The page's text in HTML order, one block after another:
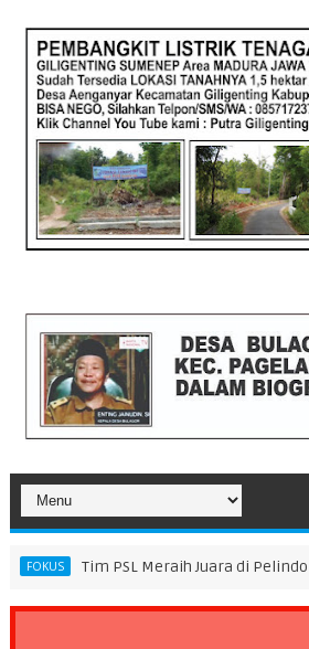
PSL Meraih Juara di Pelindo Innovation